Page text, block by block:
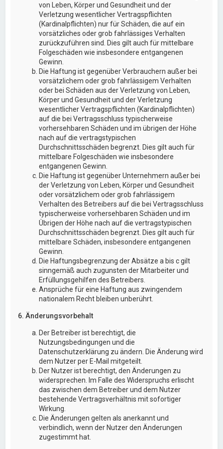
von Leben, Körper und Gesundheit und der
Verletzung wesentlicher Vertragspflichten
(Kardinalpflichten) nur für Schäden, die auf ein
vorsätzliches oder grob fahrlässiges Verhalten
zurückzuführen sind. Dies gilt auch für mittelbare
Folgeschäden wie insbesondere entgangenen
Gewinn.
Die Haftung ist gegenüber Verbrauchern außer bei
vorsätzlichem oder grob fahrlässigem Verhalten
oder bei Schäden aus der Verletzung von Leben,
Körper und Gesundheit und der Verletzung
wesentlicher Vertragspflichten (Kardinalpflichten)
auf die bei Vertragsschluss typischerweise
vorhersehbaren Schäden und im übrigen der Höhe
nach auf die vertragstypischen
Durchschnittsschäden begrenzt. Dies gilt auch für
mittelbare Folgeschäden wie insbesondere
entgangenen Gewinn.
Die Haftung ist gegenüber Unternehmern außer bei
der Verletzung von Leben, Körper und Gesundheit
oder vorsätzlichem oder grob fahrlässigem
Verhalten des Betreibers auf die bei Vertragsschluss
typischerweise vorhersehbaren Schäden und im
Übrigen der Höhe nach auf die vertragstypischen
Durchschnittsschäden begrenzt. Dies gilt auch für
mittelbare Schäden, insbesondere entgangenen
Gewinn.
Die Haftungsbegrenzung der Absätze a bis c gilt
sinngemäß auch zugunsten der Mitarbeiter und
Erfüllungsgehilfen des Betreibers.
Ansprüche für eine Haftung aus zwingendem
nationalem Recht bleiben unberührt.
6. Änderungsvorbehalt
Der Betreiber ist berechtigt, die
Nutzungsbedingungen und die
Datenschutzerklärung zu ändern. Die Änderung wird
dem Nutzer per E-Mail mitgeteilt.
Der Nutzer ist berechtigt, den Änderungen zu
widersprechen. Im Falle des Widerspruchs erlischt
das zwischen dem Betreiber und dem Nutzer
bestehende Vertragsverhältnis mit sofortiger
Wirkung.
Die Änderungen gelten als anerkannt und
verbindlich, wenn der Nutzer den Änderungen
zugestimmt hat.